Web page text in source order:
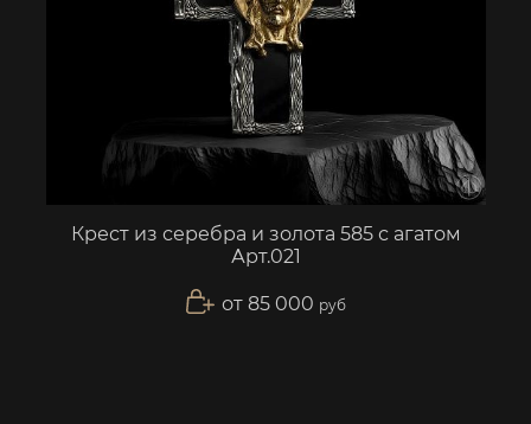
Крест из серебра и золота 585 с агатом
Арт.021
от 85 000 руб